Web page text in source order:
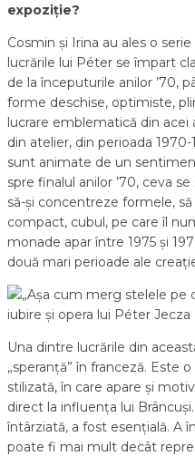
expoziție?
Cosmin și Irina au ales o
lucrările lui Péter se împart
de la începuturile anilor ’70,
forme deschise, optimiste,
lucrare emblematică din acei
din atelier, din perioada
sunt animate de un
spre finalul anilor ’70, ceva
să-și concentreze formele,
compact, cubul, pe care îl
monade apar între 1975 și
două mari perioade ale
Una dintre lucrările din
„speranță” în franceză. Este
stilizată, în care apare și
direct la influența lui
întârziată, a fost esențială. A
poate fi mai mult decât